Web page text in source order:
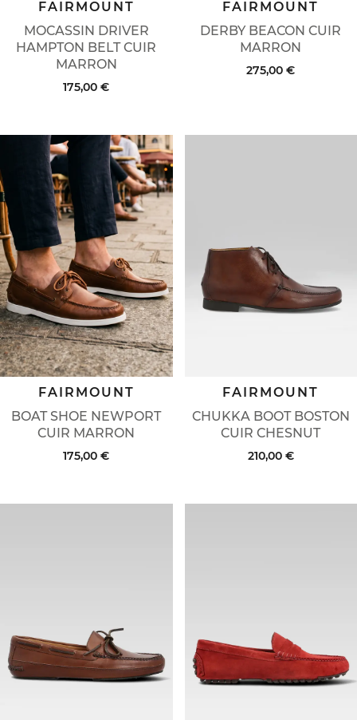
MOCASSIN DRIVER
HAMPTON BELT CUIR
MARRON
FAIRMOUNT
175,00 €
DERBY BEACON CUIR
MARRON
FAIRMOUNT
275,00 €
BOAT SHOE NEWPORT
CUIR MARRON
FAIRMOUNT
175,00 €
CHUKKA BOOT BOSTON
CUIR CHESNUT
FAIRMOUNT
210,00 €